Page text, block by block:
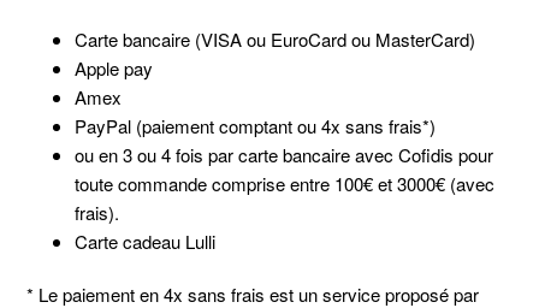
Carte bancaire (VISA ou EuroCard ou MasterCard)
Apple pay
Amex
PayPal (paiement comptant ou 4x sans frais*)
ou en 3 ou 4 fois par carte bancaire avec Cofidis pour
toute commande comprise entre 100€ et 3000€ (avec
frais).
Carte cadeau Lulli
* Le paiement en 4x sans frais est un service proposé par